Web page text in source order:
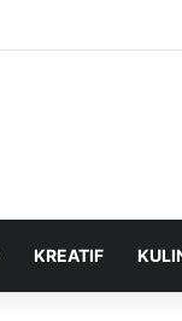
CCW 2026
KREATIF